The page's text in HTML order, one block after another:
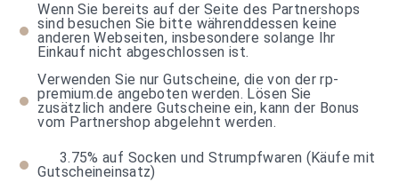
Wenn Sie bereits auf der Seite des Partnershops
sind besuchen Sie bitte währenddessen keine
anderen Webseiten, insbesondere solange Ihr
Einkauf nicht abgeschlossen ist.
Verwenden Sie nur Gutscheine, die von der rp-
premium.de angeboten werden. Lösen Sie
zusätzlich andere Gutscheine ein, kann der Bonus
vom Partnershop abgelehnt werden.
3.75% auf Socken und Strumpfwaren (Käufe mit
Gutscheineinsatz)